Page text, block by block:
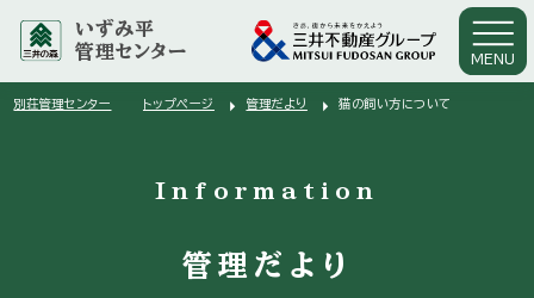
いずみ平
管理センター
MENU
別荘管理センター トップページ arrow_right 管理だより arrow_right 猫の飼い方について
Information
管理だより